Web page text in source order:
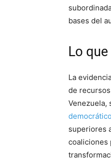
bases del
Lo
La
de
Venezuela,
democrático
superiores
coaliciones